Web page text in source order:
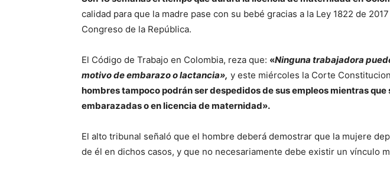
calidad para que la madre pase con su bebé gracias a la Ley 1822 de
Congreso de la República.
El Código de Trabajo en Colombia, reza que: «Ninguna trabajadora
motivo de embarazo o lactancia», y este miércoles la Corte
hombres tampoco podrán ser despedidos de sus empleos mientras que
embarazadas o en licencia de maternidad».
El alto tribunal señaló que el hombre deberá demostrar que la mujere
de él en dichos casos, y que no necesariamente debe existir un vínculo